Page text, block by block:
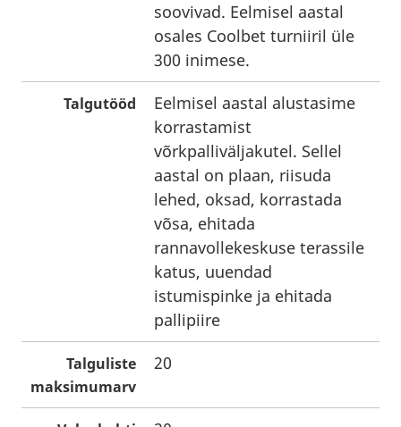
soovivad. Eelmisel aastal
osales Coolbet turniiril üle
300 inimese.
Talgutööd
Eelmisel aastal alustasime
korrastamist
võrkpalliväljakutel. Sellel
aastal on plaan, riisuda
lehed, oksad, korrastada
võsa, ehitada
rannavollekeskuse terassile
katus, uuendad
istumispinke ja ehitada
pallipiire
Talguliste
maksimumarv
20